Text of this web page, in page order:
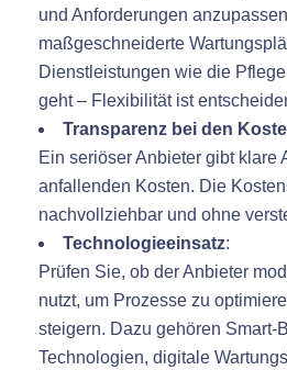
und Anforderungen
maßgeschneiderte
Dienstleistungen wie die
geht – Flexibilität ist
Transparenz bei den
Ein seriöser Anbieter gibt klare
anfallenden Kosten. Die
nachvollziehbar und ohne
Technologieeinsatz:
Prüfen Sie, ob der Anbieter
nutzt, um Prozesse zu
steigern. Dazu gehören Smart-
Technologien, digitale